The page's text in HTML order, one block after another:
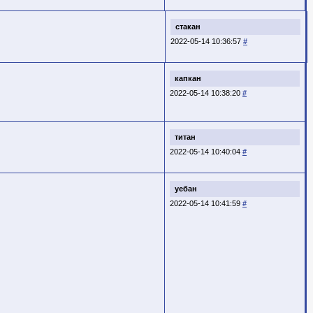
стакан
2022-05-14 10:36:57 #
капкан
2022-05-14 10:38:20 #
титан
2022-05-14 10:40:04 #
уебан
2022-05-14 10:41:59 #